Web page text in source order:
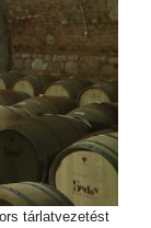
tárlatvezetést